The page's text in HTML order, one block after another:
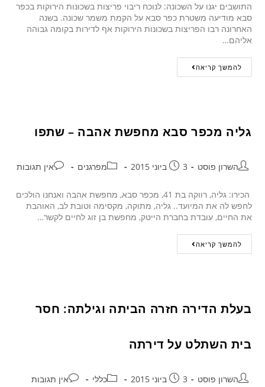
התושבים יגנו על השכונה: לנוכח ריבוי פריצות בשכונות הירוקות בכפר
סבא מודיעה משטרת כפר סבא על הקמת משמר שכונה. בשנה
האחרונה רבו הפריצות בשכונות הירוקות אף לדירות בקומה גבוהה
אליהם…
להמשך קריאה
גליה מכפר סבא מחפשת אהבה – שתפו
השרון פוסט 3 ביוני 2015 מפרגנים אין תגובות
הכירו: גליה, רווקה בת 41, מכפר סבא, מחפשת אהבה ואנחנו הולכים
לחפש לה את המיועד.. גליה, מתוקה, מקסימה וטובת לב, האוהבת
את החיים, עובדת בחברת הייטק, מחפשת בן זוג לחיים לקשר…
להמשך קריאה
בעלת הדירה חזרה הביתה וגילתה: חסר
בית השתלט על דירתה
השרון פוסט 3 ביוני 2015 כללי אין תגובות